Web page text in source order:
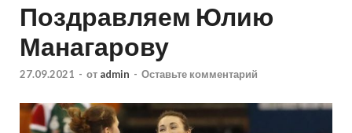
Поздравляем Юлию
Манагарову
27.09.2021 - от admin - Оставьте комментарий